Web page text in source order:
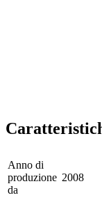
Anno di
produzione
da
2008